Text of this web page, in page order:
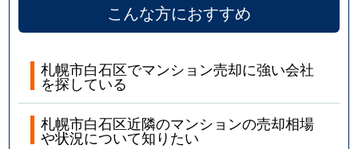
こんな方におすすめ
札幌市白石区でマンション売却に強い会社
を探している
札幌市白石区近隣のマンションの売却相場
や状況について知りたい